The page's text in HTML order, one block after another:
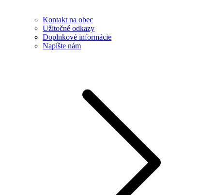
Kontakt na obec
Užitočné odkazy
Doplnkové informácie
Napíšte nám